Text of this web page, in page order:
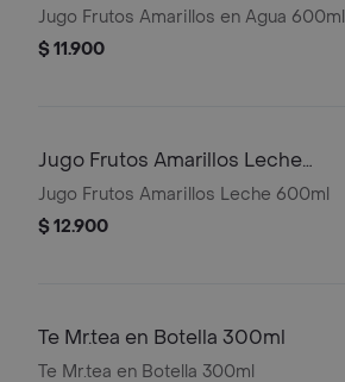
600ml
Jugo Frutos Amarillos en Agua 600ml
$ 11.900
Jugo Frutos Amarillos Leche
600ml
Jugo Frutos Amarillos Leche 600ml
$ 12.900
Te Mr.tea en Botella 300ml
Te Mr.tea en Botella 300ml